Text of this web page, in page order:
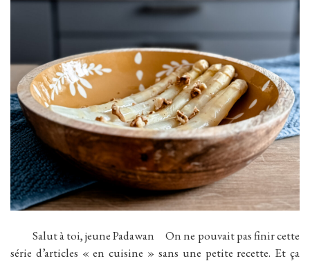
Salut à toi, jeune Padawan On ne pouvait pas finir cette
série d’articles « en cuisine » sans une petite recette. Et ça